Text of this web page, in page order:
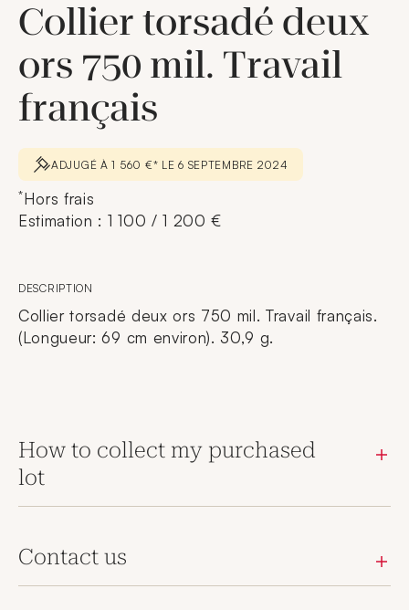
Collier torsadé deux
ors 750 mil. Travail
français
ADJUGÉ À 1 560 €* LE 6 SEPTEMBRE 2024
*Hors frais
Estimation : 1 100 / 1 200 €
DESCRIPTION
Collier torsadé deux ors 750 mil. Travail français.
(Longueur: 69 cm environ). 30,9 g.
How to collect my purchased
lot
Contact us